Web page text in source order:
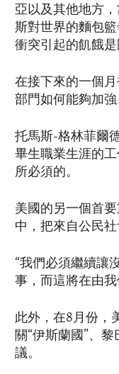
亞以及其他地方
斯對世界的麵包
衝突引起的飢餓
在接下來的一個
部門如何能夠加
托馬斯-格林菲爾
畢生職業生涯的
所必須的。
美國的另一個首
中，把來自公民
“我們必須繼續讓
事，而這將在由
此外，在8月份，
關“伊斯蘭國”、
議。